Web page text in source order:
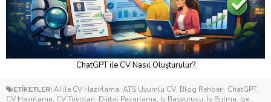
ChatGPT ile CV Nasıl Oluşturulur?
ETİKETLER:AI ile CV Hazırlama, ATS Uyumlu CV, Blog Rehberi, ChatGPT,
CV Hazırlama, CV Tüyoları, Dijital Pazarlama, İş Başvurusu, İş Bulma, İşe